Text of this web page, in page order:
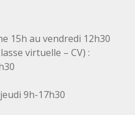
15h au vendredi 12h30
virtuelle – CV) :
9h-17h30